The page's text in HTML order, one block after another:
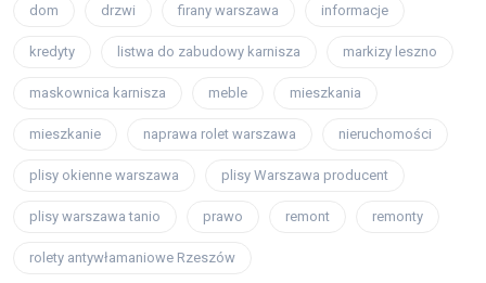
dom drzwi firany warszawa informacje
kredyty listwa do zabudowy karnisza markizy leszno
maskownica karnisza meble mieszkania
mieszkanie naprawa rolet warszawa nieruchomości
plisy okienne warszawa plisy Warszawa producent
plisy warszawa tanio prawo remont remonty
rolety antywłamaniowe Rzeszów